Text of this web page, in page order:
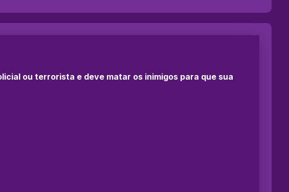
ou terrorista e deve matar os inimigos para que sua